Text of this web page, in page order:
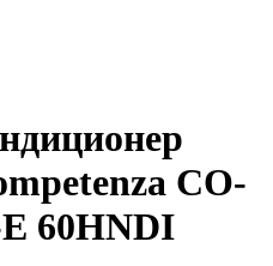
CO-
60HNDI